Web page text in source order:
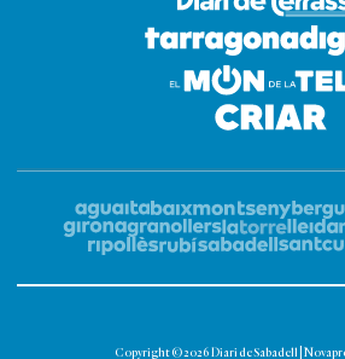
Copyright © 2026 Diari de Sabadell |